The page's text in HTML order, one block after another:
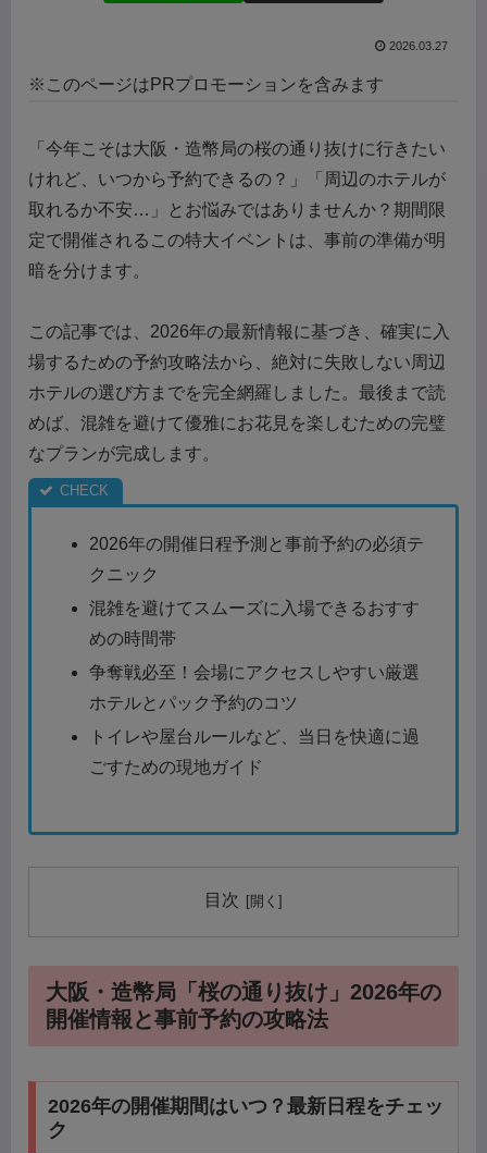
2026.03.27
※このページはPRプロモーションを含みます
「今年こそは大阪・造幣局の桜の通り抜けに行きたい
けれど、いつから予約できるの？」「周辺のホテルが
取れるか不安…」とお悩みではありませんか？期間限
定で開催されるこの特大イベントは、事前の準備が明
暗を分けます。
この記事では、2026年の最新情報に基づき、確実に入
場するための予約攻略法から、絶対に失敗しない周辺
ホテルの選び方までを完全網羅しました。最後まで読
めば、混雑を避けて優雅にお花見を楽しむための完璧
なプランが完成します。
2026年の開催日程予測と事前予約の必須テ
クニック
混雑を避けてスムーズに入場できるおすす
めの時間帯
争奪戦必至！会場にアクセスしやすい厳選
ホテルとパック予約のコツ
トイレや屋台ルールなど、当日を快適に過
ごすための現地ガイド
目次
大阪・造幣局「桜の通り抜け」2026年の
開催情報と事前予約の攻略法
2026年の開催期間はいつ？最新日程をチェッ
ク